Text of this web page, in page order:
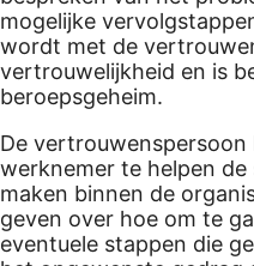
mogelijke
wordt met de
vertrouwelijkheid en is
beroepsgeheim.
De
werknemer te helpen
maken binnen de
geven over hoe om te
eventuele stappen die